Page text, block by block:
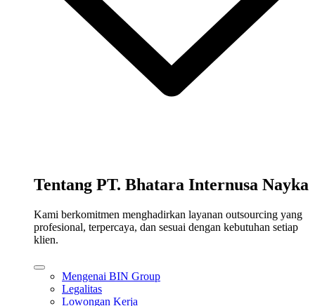
Tentang PT. Bhatara Internusa Nayka
Kami berkomitmen menghadirkan layanan outsourcing yang
profesional, terpercaya, dan sesuai dengan kebutuhan setiap
klien.
Mengenai BIN Group
Legalitas
Lowongan Kerja